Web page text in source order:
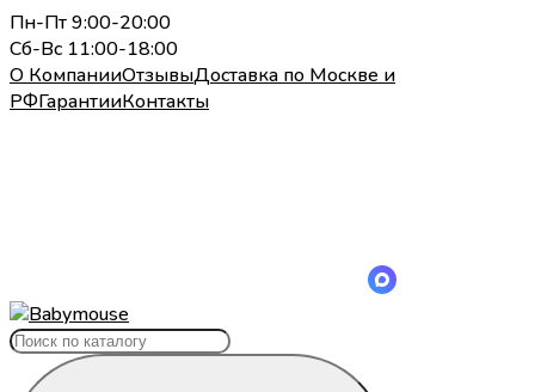
Пн-Пт 9:00-20:00
Сб-Вс 11:00-18:00
О КомпанииОтзывыДоставка по Москве и
РФГарантииКонтакты